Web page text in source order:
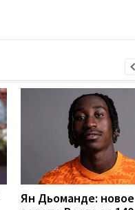
Ян Дьоманде: новое